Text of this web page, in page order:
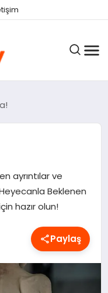
ayrıntılar ve
Beklenen
hazır olun!
Paylaş